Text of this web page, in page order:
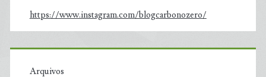
https://www.instagram.com/blogcarbonozero/
Arquivos